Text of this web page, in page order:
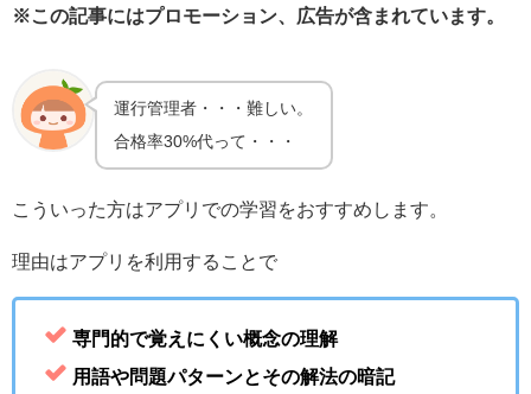
※この記事にはプロモーション、広告が含まれています。
運行管理者・・・難しい。
合格率30%代って・・・
こういった方はアプリでの学習をおすすめします。
理由はアプリを利用することで
専門的で覚えにくい概念の理解
用語や問題パターンとその解法の暗記